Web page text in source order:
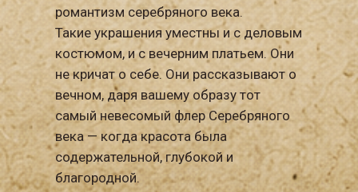
романтизм серебряного века.
Такие украшения уместны и с деловым
костюмом, и с вечерним платьем. Они
не кричат о себе. Они рассказывают о
вечном, даря вашему образу тот
самый невесомый флер Серебряного
века — когда красота была
содержательной, глубокой и
благородной.